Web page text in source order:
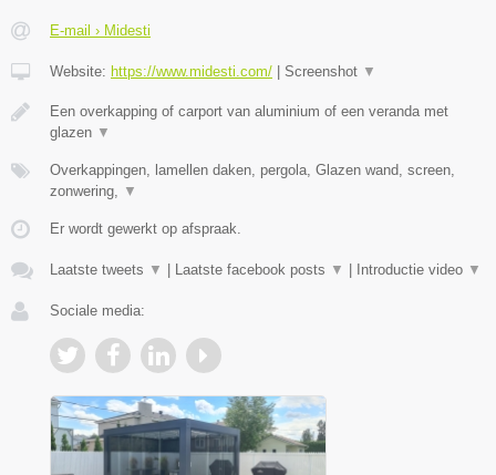
E-mail › Midesti
Website: https://www.midesti.com/ | Screenshot ▼
Een overkapping of carport van aluminium of een veranda met
glazen ▼
Overkappingen, lamellen daken, pergola, Glazen wand, screen,
zonwering,
▼
Er wordt gewerkt op afspraak.
Laatste tweets ▼ | Laatste facebook posts ▼ | Introductie video ▼
Sociale media: